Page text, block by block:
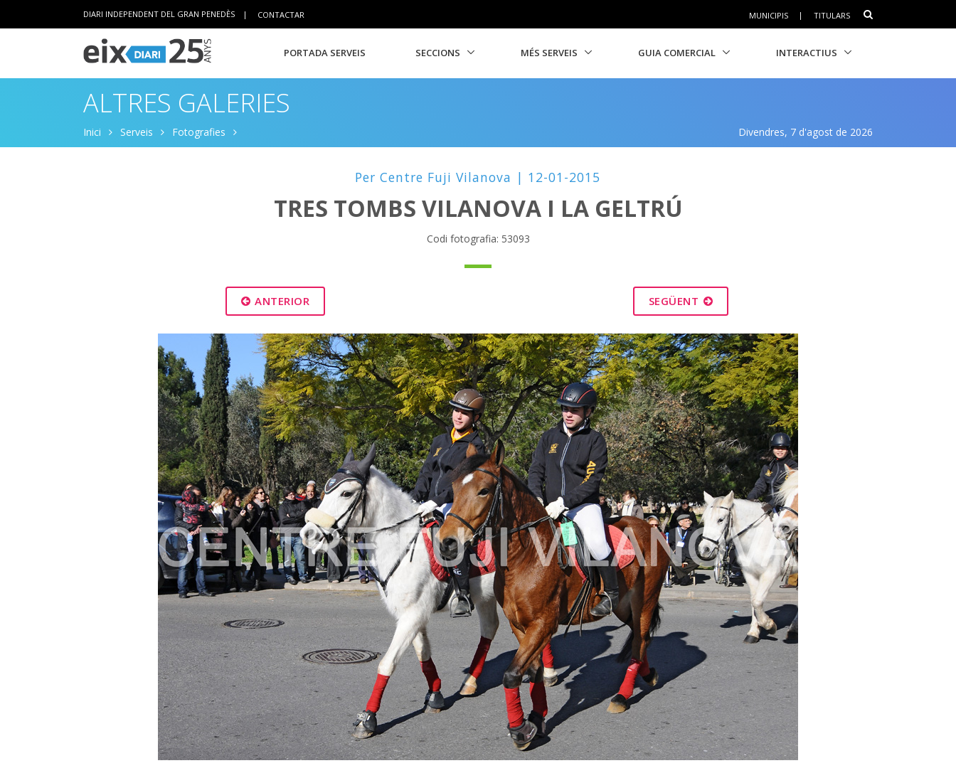
DIARI INDEPENDENT DEL GRAN PENEDÈS | CONTACTAR MUNICIPIS | TITULARS
PORTADA SERVEIS SECCIONS MÉS SERVEIS GUIA COMERCIAL INTERACTIUS
ALTRES GALERIES
Inici Serveis Fotografies Divendres, 7 d'agost de 2026
Per Centre Fuji Vilanova | 12-01-2015
TRES TOMBS VILANOVA I LA GELTRÚ
Codi fotografia: 53093
ANTERIOR SEGÜENT